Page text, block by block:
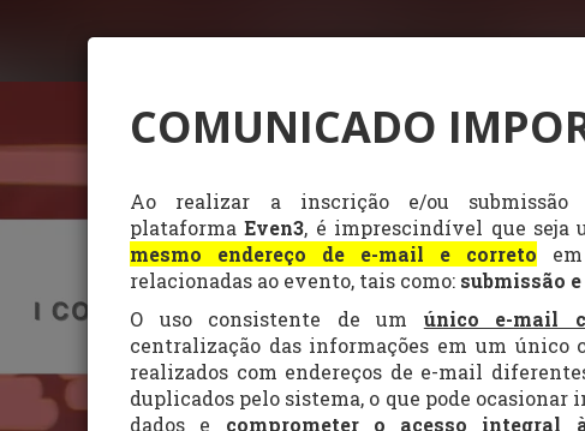
COMUNICADO
Ao realizar a inscrição e/ou submissão
plataformaEven3, é imprescindível que seja
mesmo endereço de e-mail e correto
relacionadas ao evento, tais como: submissão
O uso consistente de um único e-mail
centralização das informações em um único
realizados com endereços de e-mail
duplicados pelo sistema, o que pode ocasionar
dados e comprometer o acesso integral